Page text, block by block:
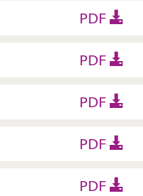
PDF
PDF
PDF
PDF
PDF